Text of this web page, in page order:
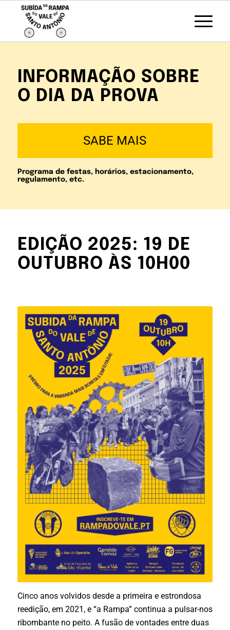
INFORMAÇÃO SOBRE
O DIA DA PROVA
SABE MAIS
Programa de festas, horários, estacionamento,
regulamento, etc.
EDIÇÃO 2025: 19 DE
OUTUBRO ÀS 10H00
Cinco anos volvidos desde a primeira e estrondosa
reedição, em 2021, e “a Rampa” continua a pulsar-nos
ribombante no peito. A fusão de vontades entre duas